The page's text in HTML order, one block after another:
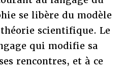
se libère du modèle
scientifique. Le
qui modifie sa
rencontres, et à ce